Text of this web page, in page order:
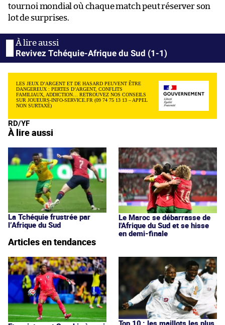
tournoi mondial où chaque match peut réserver son
lot de surprises.
Revivez Tchéquie-Afrique du Sud (1-1)
LES JEUX D’ARGENT ET DE HASARD PEUVENT ÊTRE
DANGEREUX : PERTES D’ARGENT, CONFLITS
FAMILIAUX, ADDICTION… RETROUVEZ NOS CONSEILS
SUR JOUEURS-INFO-SERVICE.FR (09 74 75 13 13 – APPEL
NON SURTAXÉ)
RD/YF
À lire aussi
La Tchéquie frustrée par
l’Afrique du Sud
Le Maroc se débarrasse de
l'Afrique du Sud et se hisse
en demi-finale
Articles en tendances